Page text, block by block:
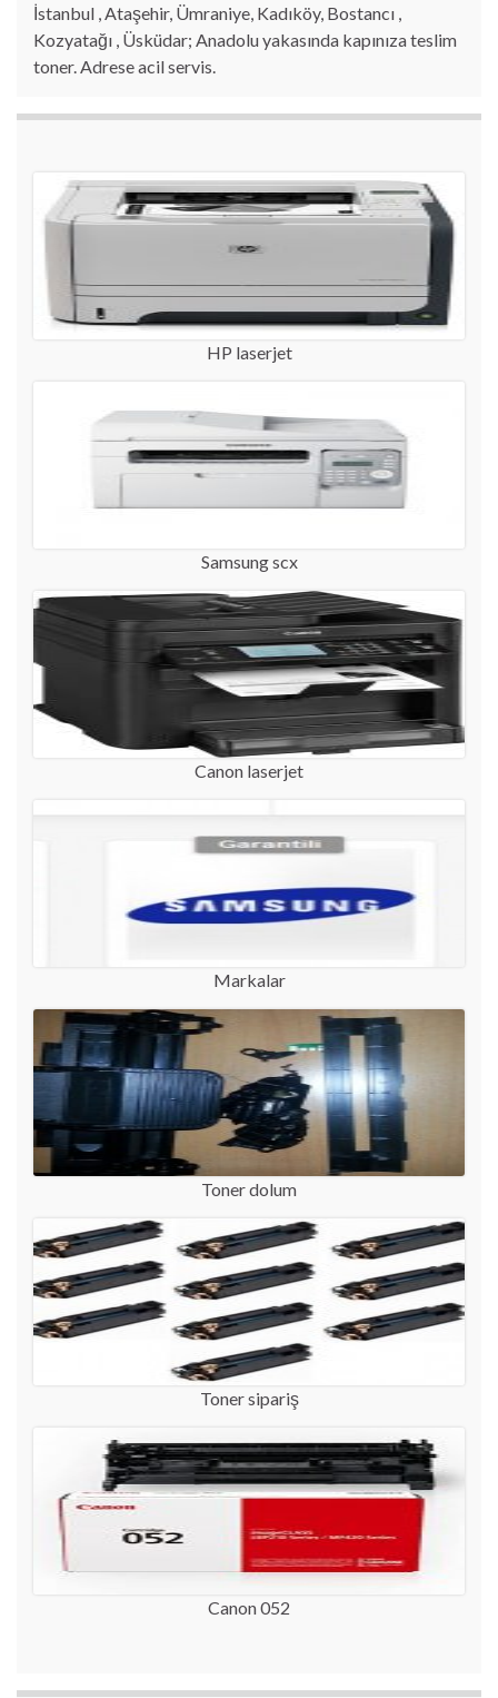
İstanbul , Ataşehir, Ümraniye, Kadıköy, Bostancı ,
Kozyatağı , Üsküdar; Anadolu yakasında kapınıza teslim
toner. Adrese acil servis.
HP laserjet
Samsung scx
Canon laserjet
Markalar
Toner dolum
Toner sipariş
Canon 052